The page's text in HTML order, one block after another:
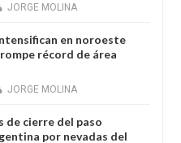
JORGE MOLINA
en noroeste
récord de área
JORGE MOLINA
de cierre del paso
por nevadas del